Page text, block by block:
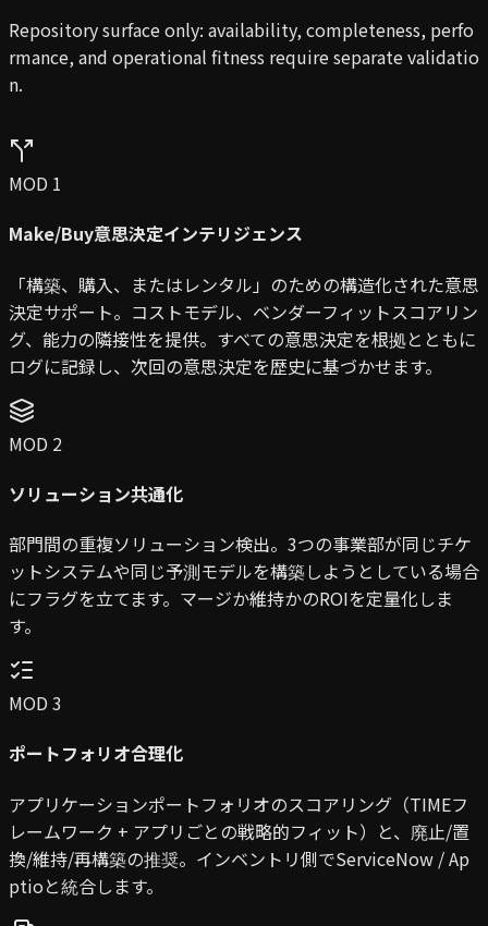
Repository surface only: availability, completeness, perfo
rmance, and operational fitness require separate validatio
n.
MOD 1
Make/Buy意思決定インテリジェンス
「構築、購入、またはレンタル」のための構造化された意思
決定サポート。コストモデル、ベンダーフィットスコアリン
グ、能力の隣接性を提供。すべての意思決定を根拠とともに
ログに記録し、次回の意思決定を歴史に基づかせます。
MOD 2
ソリューション共通化
部門間の重複ソリューション検出。3つの事業部が同じチケ
ットシステムや同じ予測モデルを構築しようとしている場合
にフラグを立てます。マージか維持かのROIを定量化しま
す。
MOD 3
ポートフォリオ合理化
アプリケーションポートフォリオのスコアリング（TIMEフ
レームワーク + アプリごとの戦略的フィット）と、廃止/置
換/維持/再構築の推奨。インベントリ側でServiceNow / Ap
ptioと統合します。